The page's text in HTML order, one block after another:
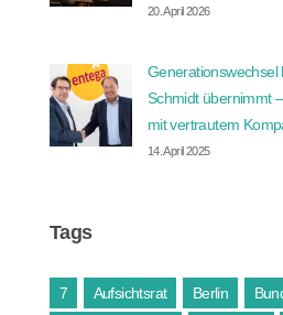
20. April 2026
Schmidt übernimmt
mit vertrautem
14. April 2025
Tags
7 Aufsichtsrat Berlin